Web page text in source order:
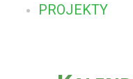
PROJEKTY